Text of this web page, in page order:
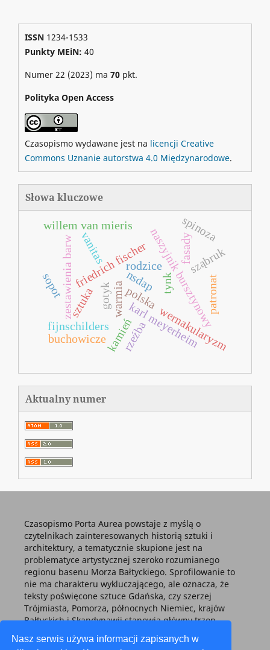
Nasz serwis używa informacji zapisanych w
ISSN 1234-1533
Punkty MEiN: 40
Numer 22 (2023) ma 70pkt.
Polityka Open Access
Czasopismo wydawane jest na licencji Creative
Commons Uznanie autorstwa 4.0 Międzynarodowe.
Słowa kluczowe
friedrich fischer tynk
warmiapolskanaszyjnik bursztynowy
rodzice
karl meyerheim
rzeźba
kamień
gotyk
fasady
zestawienia barw
willem van mieris
fijnschilders
vanitas sząbruk
sztuka patronat
nsdap
wernakularyzm
sopot
spinoza
buchowicze
Aktualny numer
Czasopismo Porta Aurea powstaje z myślą o
czytelnikach zainteresowanych historią sztuki i
architektury, a tematycznie skupione jest na
problematyce artystycznej szeroko rozumianego
regionu basenu Morza Bałtyckiego. Sprofilowanie to
nie ma charakteru wykluczającego, ale oznacza, że
teksty poświęcone sztuce Gdańska, czy szerzej
Trójmiasta, Pomorza, północnych Niemiec, krajów
Bałtyckich i Skandynawii stanowią główny trzon
każdego tomu.